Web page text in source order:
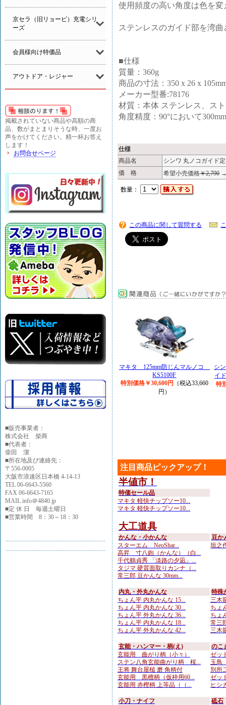
京セラ（旧リョービ）充電シリ
ーズ
会員様向け特価品
アウトドア・レジャー
掲載されていない商品や高額の商
品、数がまとまりそうな時、一度お
声をかけてください。精一杯お答え
します！
お問合せページ
■販売事業者：
株式会社 柴商
■代表者：
柴田 潔
■所在地及び連絡先：
〒556-0005
大阪市浪速区日本橋 4-14-13
TEL 06-6643-5560
FAX 06-6643-7165
MAIL info＠4840.jp
■定 休 日 毎週土曜日
■営業時間 8：30～18：30
使用頻度の高い角度は色を変
ステンレスのガイド部を湾
■仕様
質量：360g
商品の寸法：350 x 26 x
メーカー型番:78176
材質：本体 ステンレス、ス
角度精度：90°において
仕様
商品名
シンワ 丸ノコガイド
価 格
希望小売価格￥2,790
数量：
この商品に関して質問する
マキタ 125mm防じんマルノコ
KS5100F
特別価格￥30,600円
（税込33,660
円）
シ
イ
特
注目商品ピックアップ！
半値市！
特価セール品
マキタ 軽快チップソー10...
マキタ 軽快チップソー10...
大工道具
かんな・小かんな
スターエム NeoShar...
高昇 寸八鉋（かんな）（白...
千代鶴貞秀 「淡路の夕凪」...
タジマ 硬質面取りカンナ（...
常三郎 豆かんな 30mm...
豆か
垣之
内丸・外丸かんな
ちょん平 内丸かんな 15...
ちょん平 内丸かんな 30...
ちょん平 外丸かんな 36...
ちょん平 内丸かんな 18...
ちょん平 外丸かんな 42...
特殊
三木
ちょ
ちょ
常三
三木
玄能・ハンマー・柄(え)
玄能用 曲がり柄（小々）
ステン八角玄能曲がり柄 桜...
王将 舞台屋槌 磨 角柄付
玄能用 黒檀柄（仮枠用60...
玄能用 赤樫柄 上等品（（...
のこ
ゼッ
玉鳥
別所
ゼッ
ヒシ
小刀・ナイフ
砥石